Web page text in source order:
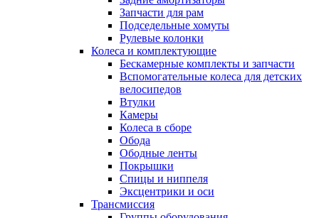
Запчасти для рам
Подседельные хомуты
Рулевые колонки
Колеса и комплектующие
Бескамерные комплекты и запчасти
Вспомогательные колеса для детских
велосипедов
Втулки
Камеры
Колеса в сборе
Обода
Ободные ленты
Покрышки
Спицы и ниппеля
Эксцентрики и оси
Трансмиссия